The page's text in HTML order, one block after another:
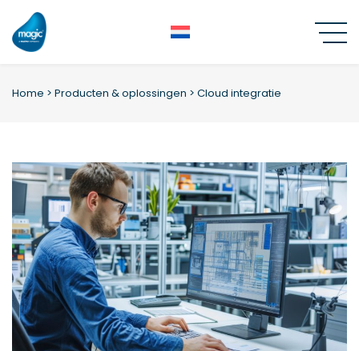
content
Home > Producten & oplossingen > Cloud integratie